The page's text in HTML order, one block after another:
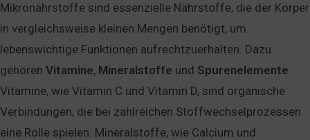
Mikronährstoffe sind essenzielle Nährstoffe, die der Körper
in vergleichsweise kleinen Mengen benötigt, um
lebenswichtige Funktionen aufrechtzuerhalten. Dazu
gehören Vitamine, Mineralstoffe und Spurenelemente.
Vitamine, wie Vitamin C und Vitamin D, sind organische
Verbindungen, die bei zahlreichen Stoffwechselprozessen
eine Rolle spielen. Mineralstoffe, wie Calcium und